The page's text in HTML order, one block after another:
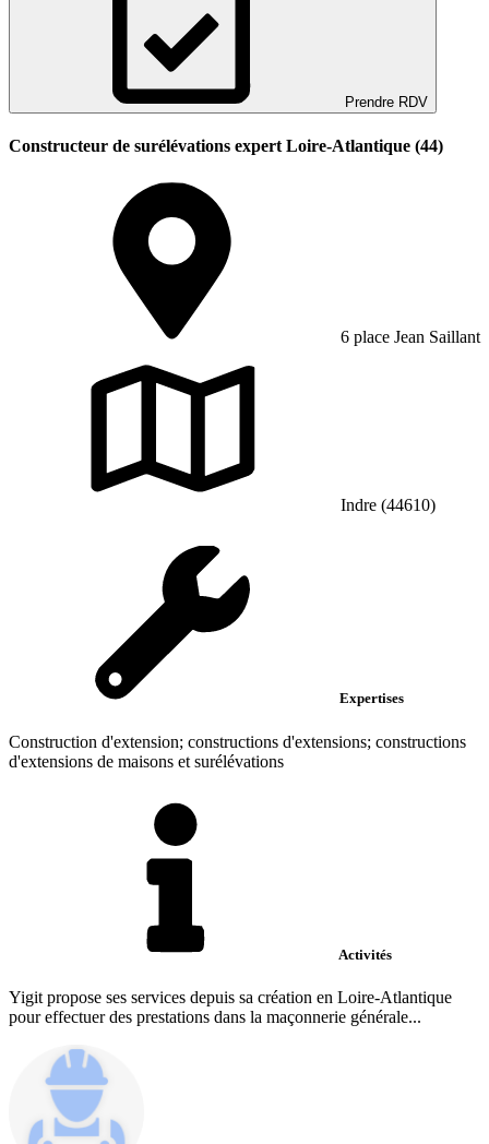
Prendre RDV
Constructeur de surélévations expert Loire-Atlantique (44)
6 place Jean Saillant
Indre (44610)
Expertises
Construction d'extension; constructions d'extensions; constructions
d'extensions de maisons et surélévations
Activités
Yigit propose ses services depuis sa création en Loire-Atlantique
pour effectuer des prestations dans la maçonnerie générale...